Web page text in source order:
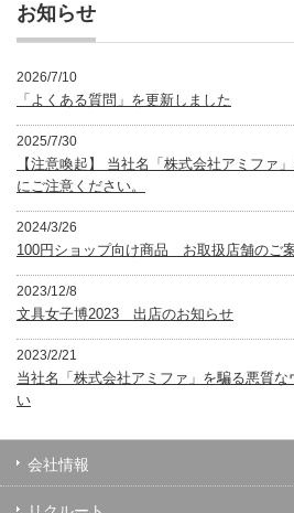
お知らせ
2026/7/10
「よくある質問」を更新しました
2025/7/30
【注意喚起】 当社名「株式会社アミファ
にご注意ください。
2024/3/26
100円ショップ向け商品 お取扱店舗のご
2023/12/8
文具女子博2023 出店のお知らせ
2023/2/21
当社名「株式会社アミファ」を騙る悪質な
い
会社情報